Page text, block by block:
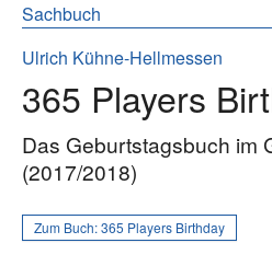
Sachbuch
Ulrich Kühne-Hellmessen
365 Players
Das Geburtstagsbuch im
(2017/2018)
Zum Buch:365 Players Birthday